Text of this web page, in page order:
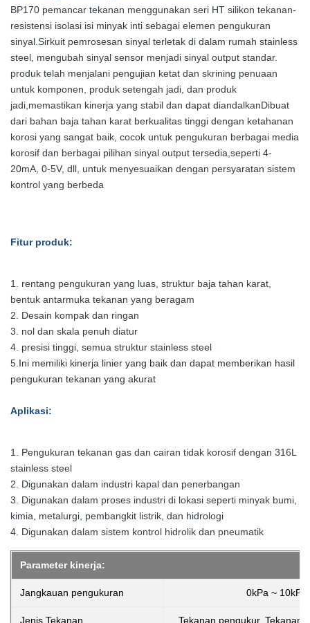
BP170 pemancar tekanan menggunakan seri HT silikon tekanan-
resistensi isolasi isi minyak inti sebagai elemen pengukuran
sinyal.Sirkuit pemrosesan sinyal terletak di dalam rumah stainless
steel, mengubah sinyal sensor menjadi sinyal output standar.
produk telah menjalani pengujian ketat dan skrining penuaan
untuk komponen, produk setengah jadi, dan produk
jadi,memastikan kinerja yang stabil dan dapat diandalkanDibuat
dari bahan baja tahan karat berkualitas tinggi dengan ketahanan
korosi yang sangat baik, cocok untuk pengukuran berbagai media
korosif dan berbagai pilihan sinyal output tersedia,seperti 4-
20mA, 0-5V, dll, untuk menyesuaikan dengan persyaratan sistem
kontrol yang berbeda
Fitur produk:
1. rentang pengukuran yang luas, struktur baja tahan karat,
bentuk antarmuka tekanan yang beragam
2. Desain kompak dan ringan
3. nol dan skala penuh diatur
4. presisi tinggi, semua struktur stainless steel
5. Ini memiliki kinerja linier yang baik dan dapat memberikan hasil
pengukuran tekanan yang akurat
Aplikasi:
1. Pengukuran tekanan gas dan cairan tidak korosif dengan 316L
stainless steel
2. Digunakan dalam industri kapal dan penerbangan
3. Digunakan dalam proses industri di lokasi seperti minyak bumi,
kimia, metalurgi, pembangkit listrik, dan hidrologi
4. Digunakan dalam sistem kontrol hidrolik dan pneumatik
Parameter kinerja:
Jangkauan pengukuran 0kPa ~
Jenis Tekanan Tekanan pengukur, Tekanan